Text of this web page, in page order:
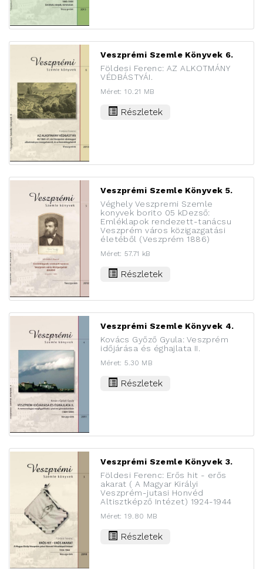
Veszprémi Szemle Könyvek 6.
Földesi Ferenc: AZ ALKOTMÁNY
VÉDBÁSTYÁI.
Méret: 10.21 MB
Részletek
Veszprémi Szemle Könyvek 5.
Véghely Veszpremi Szemle
konyvek borito 05 kDezső:
Emléklapok rendezett-tanácsu
Veszprém város közigazgatási
életéből (Veszprém 1886)
Méret: 57.71 kB
Részletek
Veszprémi Szemle Könyvek 4.
Kovács Győző Gyula: Veszprém
időjárása és éghajlata II.
Méret: 5.30 MB
Részletek
Veszprémi Szemle Könyvek 3.
Földesi Ferenc: Erős hit - erős
akarat ( A Magyar Királyi
Veszprém-jutasi Honvéd
Altisztképző Intézet) 1924-1944
Méret: 19.80 MB
Részletek